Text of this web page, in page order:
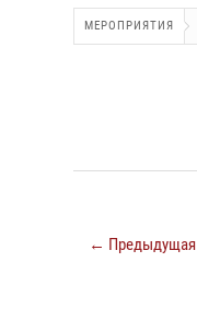
МЕРОПРИЯТИЯ
← Предыдущая